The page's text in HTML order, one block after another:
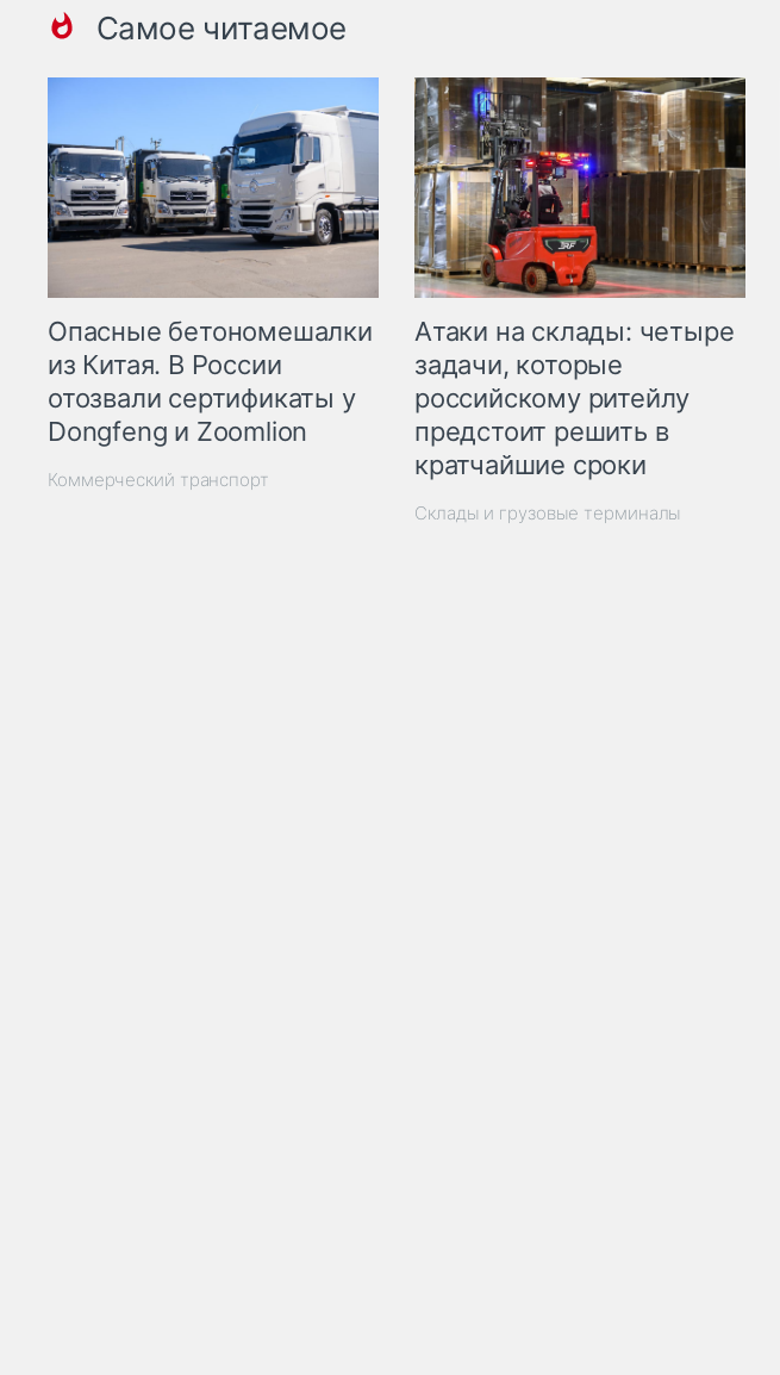
Самое читаемое
Опасные бетономешалки
из Китая. В России
отозвали сертификаты у
Dongfeng и Zoomlion
Коммерческий транспорт
Атаки на склады: четыре
задачи, которые
российскому ритейлу
предстоит решить в
кратчайшие сроки
Склады и грузовые терминалы